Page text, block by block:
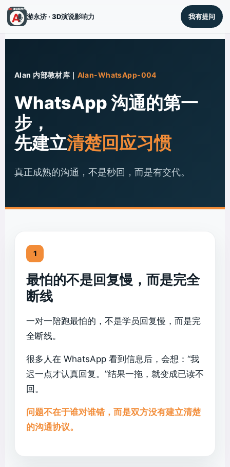
游永济 · 3D演说影响力 我有提问
Alan 内部教材库｜ Alan-WhatsApp-004
WhatsApp 沟通的第一
步，
先建立清楚回应习惯
真正成熟的沟通，不是秒回，而是有交代。
1
最怕的不是回复慢，而是完全
断线
一对一陪跑最怕的，不是学员回复慢，而是完
全断线。
很多人在 WhatsApp 看到信息后，会想：“我
迟一点才认真回复。”结果一拖，就变成已读不
回。
问题不在于谁对谁错，而是双方没有建立清楚
的沟通协议。